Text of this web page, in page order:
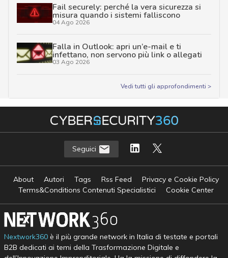
Fail securely: perché la vera sicurezza si
misura quando i sistemi falliscono
04 Ago 2026
Falla in Outlook: apri un’e-mail e ti
infettano, non servono più link o allegati
03 Ago 2026
Vedi tutti gli approfondimenti >
Seguici
About Autori Tags Rss Feed
Privacy e Cookie Policy
Terms&Conditions Contenuti Specialistici
Cookie Center
Nextwork360è il più grande network in Italia di testate e portali
B2B dedicati ai temi della Trasformazione Digitale e